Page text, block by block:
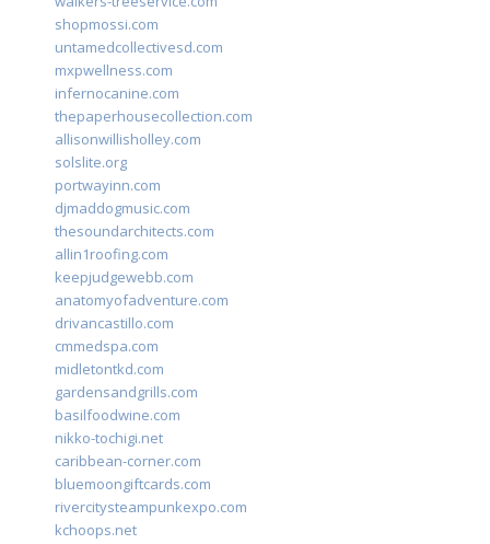
shopmossi.com
untamedcollectivesd.com
mxpwellness.com
infernocanine.com
thepaperhousecollection.com
allisonwillisholley.com
solslite.org
portwayinn.com
djmaddogmusic.com
thesoundarchitects.com
allin1roofing.com
keepjudgewebb.com
anatomyofadventure.com
drivancastillo.com
cmmedspa.com
midletontkd.com
gardensandgrills.com
basilfoodwine.com
nikko-tochigi.net
caribbean-corner.com
bluemoongiftcards.com
rivercitysteampunkexpo.com
kchoops.net